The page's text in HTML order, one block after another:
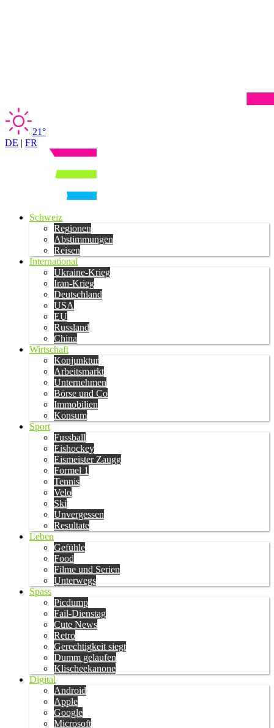
21°
DE | FR
Schweiz
Regionen
Abstimmungen
Reisen
International
Ukraine-Krieg
Iran-Krieg
Deutschland
USA
EU
Russland
China
Wirtschaft
Konjunktur
Arbeitsmarkt
Unternehmen
Börse und Co
Immobilien
Konsum
Sport
Fussball
Eishockey
Eismeister Zaugg
Formel 1
Tennis
Velo
Ski
Unvergessen
Resultate
Leben
Gefühle
Food
Filme und Serien
Unterwegs
Spass
Picdump
Fail-Dienstag
Cute News
Retro
Gerechtigkeit siegt
Dumm gelaufen
Klischeekanone
Digital
Android
Apple
Google
Microsoft